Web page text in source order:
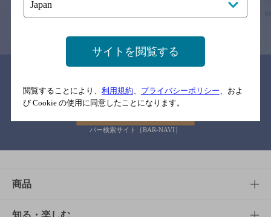
バー検索サイト［BAR-NAVI］
商品
商品TOP
サイトを閲覧する
閲覧することにより、 利用規約、 プライバシーポリシー、およ
び Cookie の使用に同意したことになります。